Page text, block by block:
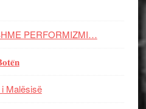
PERFORMIZMI…
Malësisë